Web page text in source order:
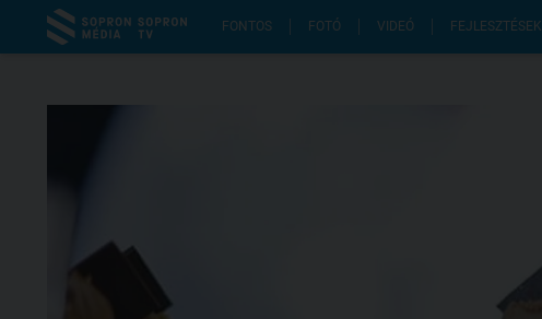
FONTOS FOTÓ VIDEÓ FEJLESZTÉSEK